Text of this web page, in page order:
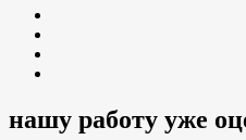
нашу работу уже